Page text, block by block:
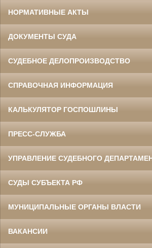
НОРМАТИВНЫЕ АКТЫ
ДОКУМЕНТЫ СУДА
СУДЕБНОЕ ДЕЛОПРОИЗВОДСТВО
СПРАВОЧНАЯ ИНФОРМАЦИЯ
КАЛЬКУЛЯТОР ГОСПОШЛИНЫ
ПРЕСС-СЛУЖБА
УПРАВЛЕНИЕ СУДЕБНОГО
СУДЫ СУБЪЕКТА РФ
МУНИЦИПАЛЬНЫЕ ОРГАНЫ ВЛАСТИ
ВАКАНСИИ